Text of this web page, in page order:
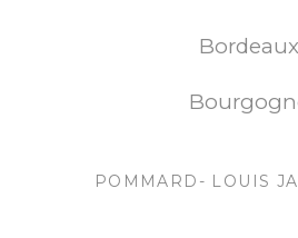
Bordeaux
POMMARD- LOUIS